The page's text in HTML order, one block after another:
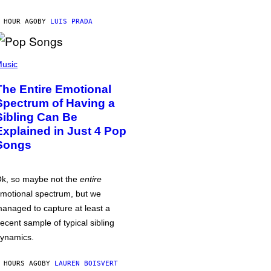
HOUR AGOBY LUIS PRADA
Entire Emotional
of Having a
Can Be
in Just 4 Pop
so maybe not the entire
spectrum, but we
to capture at least a
sample of typical sibling
AGOBY LAUREN BOISVERT